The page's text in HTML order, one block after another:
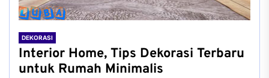
DEKORASI
Interior Home, Tips Dekorasi Terbaru
untuk Rumah Minimalis